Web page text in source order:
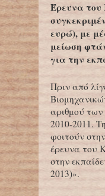
Έρευνα του
ευρώ), με
μείωση
για την
Πριν από
αριθμού των
2010-2011.
φοιτούν
έρευνα του
στην
2013)».